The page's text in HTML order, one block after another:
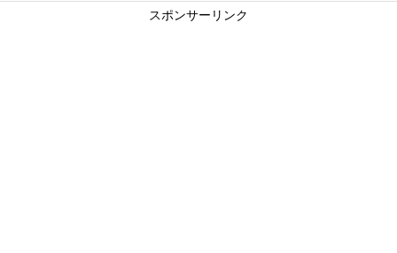
スポンサーリンク